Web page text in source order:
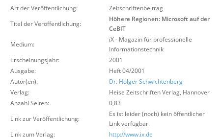
Über uns
Suche
Art der Veröffentlichung:
Zeitschriftenbeitrag
Titel der Veröffentlichung:
Höhere Regionen: Microsoft auf der
CeBIT
Medium:
iX - Magazin für professionelle
Informationstechnik
Erscheinungsjahr:
2001
Ausgabe:
Heft 04/2001
Autor(en):
Dr. Holger Schwichtenberg
Verlag:
Heise Zeitschriften Verlag, Hannover
Anzahl Seiten:
0,83
Link zur Veröffentlichung:
Es ist leider (noch) kein öffentlicher
Link verfügbar.
Link zum Verlag:
http://www.ix.de